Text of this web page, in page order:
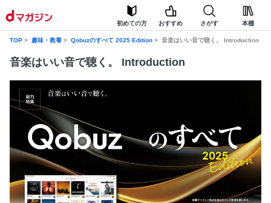
初めての方 おすすめ さがす 本棚
TOP 趣味・教養 Qobuzのすべて 2025 Edition 音楽はいい音で聴く。 Introduction
音楽はいい音で聴く。 Introduction